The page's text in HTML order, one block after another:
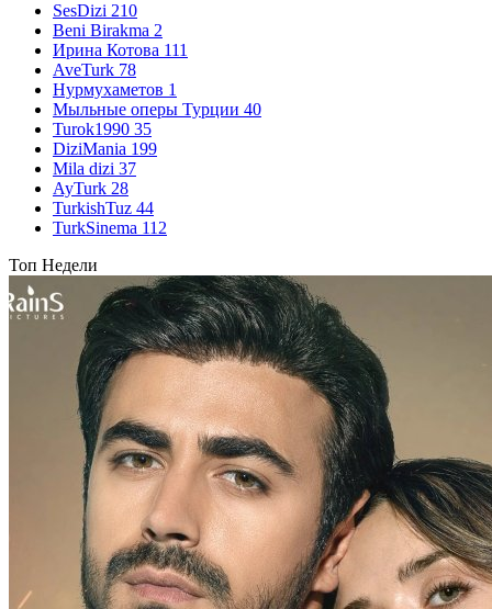
SesDizi 210
Beni Birakma 2
Ирина Котова 111
AveTurk 78
Нурмухаметов 1
Мыльные оперы Турции 40
Turok1990 35
DiziMania 199
Mila dizi 37
AyTurk 28
TurkishTuz 44
TurkSinema 112
Топ Недели